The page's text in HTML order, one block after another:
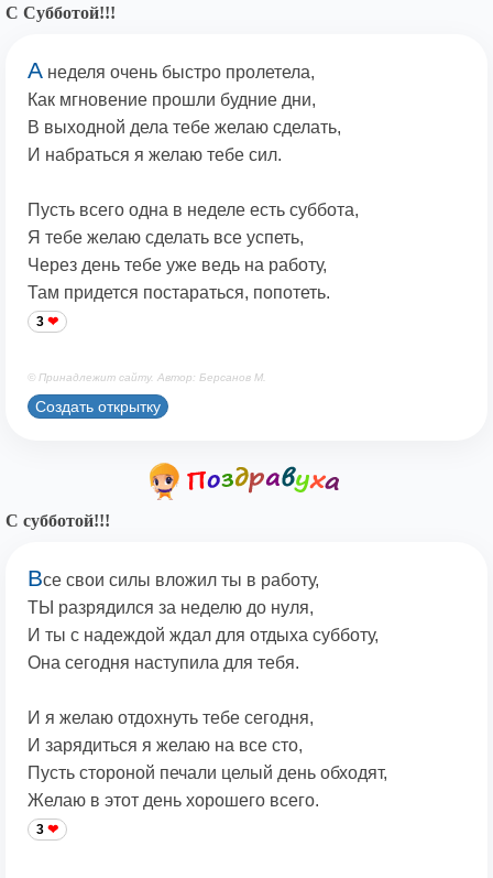
С Субботой!!!
А неделя очень быстро пролетела,
Как мгновение прошли будние дни,
В выходной дела тебе желаю сделать,
И набраться я желаю тебе сил.
Пусть всего одна в неделе есть суббота,
Я тебе желаю сделать все успеть,
Через день тебе уже ведь на работу,
Там придется постараться, попотеть.
3
© Принадлежит сайту. Автор: Берсанов М.
Создать открытку
С субботой!!!
Все свои силы вложил ты в работу,
ТЫ разрядился за неделю до нуля,
И ты с надеждой ждал для отдыха субботу,
Она сегодня наступила для тебя.
И я желаю отдохнуть тебе сегодня,
И зарядиться я желаю на все сто,
Пусть стороной печали целый день обходят,
Желаю в этот день хорошего всего.
3